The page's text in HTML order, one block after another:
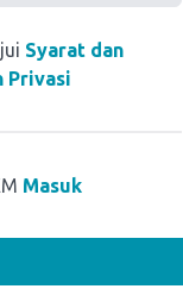
Syarat dan
Privasi
Masuk